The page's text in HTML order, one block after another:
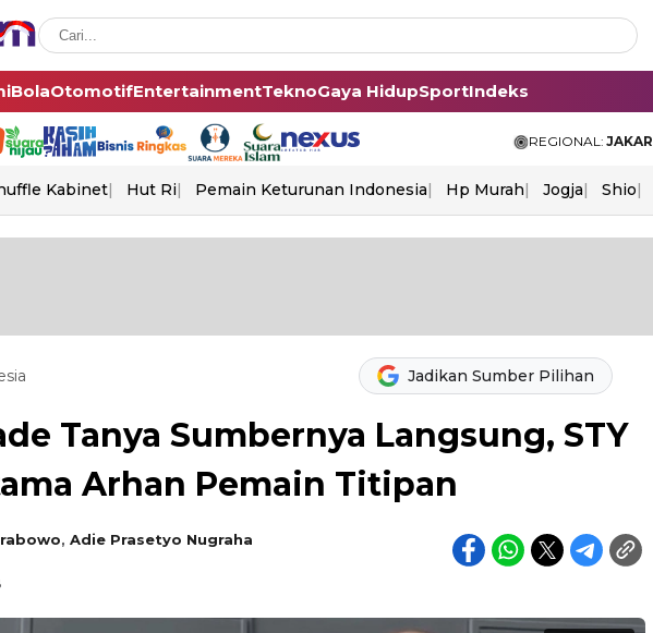
BolaOtomotifEntertainmentTeknoGaya HidupSportIndeks
REGIONAL:
Kabinet Hut Ri Pemain Keturunan Indonesia Hp Murah Jogja Shio
Jadikan Sumber Pilihan
Tanya Sumbernya Langsung, STY
Arhan Pemain Titipan
, Adie Prasetyo Nugraha